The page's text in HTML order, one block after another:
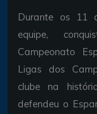
Durante os 11
equipe,
Campeonato
Ligas dos
clube na
defendeu o